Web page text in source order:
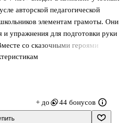
авторской педагогической
элементам грамоты. Они
и упражнения для подготовки руки
со сказочными героями
по пунктирным линиям,
и т. д. В процессе работы с
качество, необходимое для
— умение понять учебно-
+ до 44 бонусов